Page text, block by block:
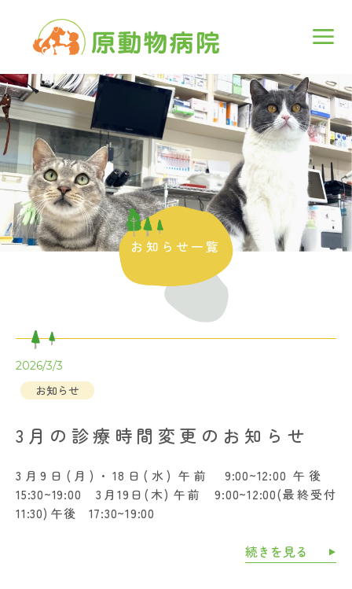
お知らせ一覧
2026/3/3
お知らせ
3月の診療時間変更のお知らせ
3月9日(月)・18日(水) 午前 9:00~12:00 午後
15:30~19:00 3月19日(木) 午前 9:00~12:00(最終受付
11:30) 午後 17:30~19:00
続きを見る